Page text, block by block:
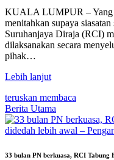
Share
KUALA LUMPUR – Yang
menitahkan supaya
Suruhanjaya Diraja (RCI)
dilaksanakan secara
pihak…
Lebih lanjut
teruskan membaca
Berita Utama
33 bulan PN berkuasa, RCI Tabung